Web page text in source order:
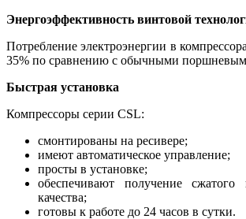
Энергоэффективность винтовой
Потребление электроэнергии в
35% по сравнению с обычными
Быстрая установка
Компрессоры серии CSL:
смонтированы на ресивере;
имеют автоматическое управление;
просты в установке;
обеспечивают получение сжатого
качества;
готовы к работе до 24 часов в сутки.